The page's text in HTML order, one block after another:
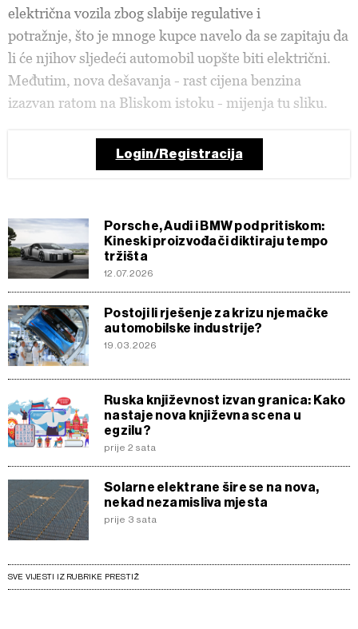
električna vozila zbog slabije regulative i
potražnje, što je mnoge kupce navelo da se zapitaju da
li će njihov sljedeći automobil uopšte biti električni.
Međutim, nova dešavanja - rast cijena benzina
izazvan ratom na Bliskom istoku - mijenja tu sliku.
Login/Registracija
Porsche, Audi i BMW pod pritiskom:
Kineski proizvođači diktiraju tempo
tržišta
12.07.2026
Postoji li rješenje za krizu njemačke
automobilske industrije?
19.03.2026
Ruska književnost izvan granica: Kako
nastaje nova književna scena u
egzilu?
prije 2 sata
Solarne elektrane šire se na nova,
nekad nezamisliva mjesta
prije 3 sata
SVE VIJESTI IZ RUBRIKE PRESTIŽ